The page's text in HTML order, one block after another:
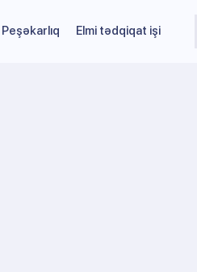
Peşəkarlıq Elmi tədqiqat işi